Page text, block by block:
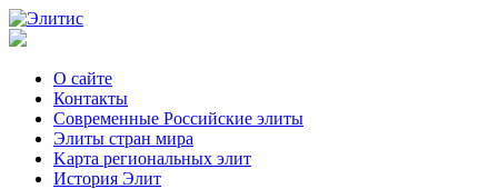
О сайте
Контакты
Современные Российские элиты
Элиты стран мира
Kартa региональных элит
История Элит